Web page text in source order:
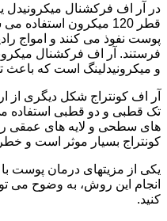
در آر اف فرکشنال میکرونیدل
پوست نفوذ می کنند و امواج
فرستند. آر اف فرکشنال
و میکرونیدلینگ است که
آر اف کونتراج شکل دیگری از
تک قطبی و دو قطبی استفاده
های سطحی و لایه های عمقی را
کونتراج بسیار موثر است و
یکی از مزیتهای درمان پوست
انجام این روش، به وضوح می
کنید.